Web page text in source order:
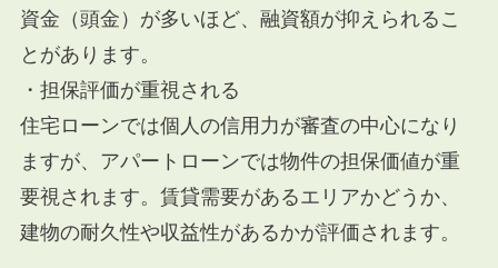
資金（頭金）が多いほど、融資額が抑えられるこ
とがあります。
・担保評価が重視される
住宅ローンでは個人の信用力が審査の中心になり
ますが、アパートローンでは物件の担保価値が重
要視されます。賃貸需要があるエリアかどうか、
建物の耐久性や収益性があるかが評価されます。